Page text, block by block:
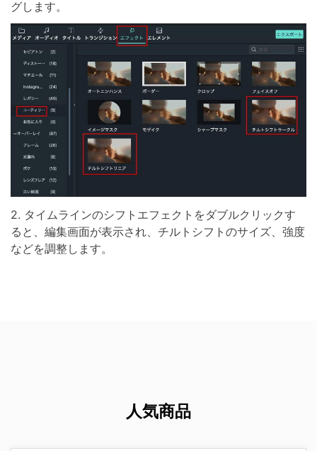
グします。
2. タイムラインのシフトエフェクトをダブルクリックす
ると、編集画面が表示され、チルトシフトのサイズ、強度
などを調整します。
人気商品